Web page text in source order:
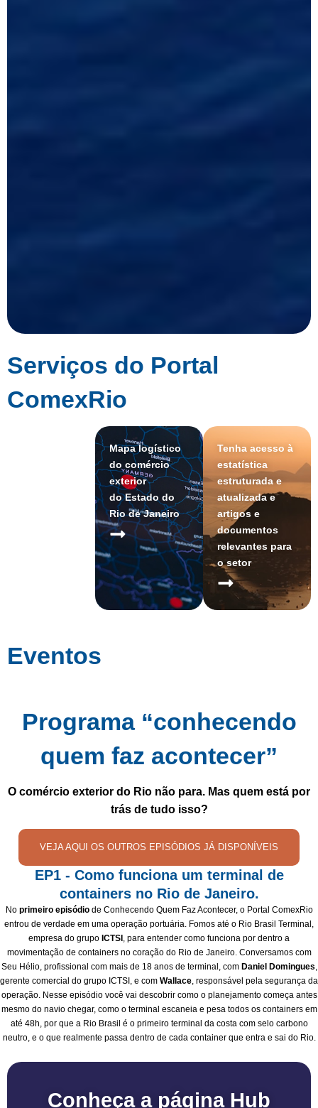
Serviços do Portal
ComexRio
Mapa logístico
do comércio
exterior
do Estado do
Rio de Janeiro
Tenha acesso à
estatística
estruturada e
atualizada e
artigos e
documentos
relevantes para
o setor
Eventos
Programa “conhecendo
quem faz acontecer”
O comércio exterior do Rio não para. Mas quem está por
trás de tudo isso?
VEJA AQUI OS OUTROS EPISÓDIOS JÁ DISPONÍVEIS
EP1 - Como funciona um terminal de
containers no Rio de Janeiro.
No primeiro episódiode Conhecendo Quem Faz Acontecer, o Portal ComexRio
entrou de verdade em uma operação portuária. Fomos até o Rio Brasil Terminal,
empresa do grupo ICTSI , para entender como funciona por dentro a
movimentação de containers no coração do Rio de Janeiro. Conversamos com
Seu Hélio, profissional com mais de 18 anos de terminal, com Daniel Domingues
gerente comercial do grupo ICTSI, e com Wallace , responsável pela segurança da
operação. Nesse episódio você vai descobrir como o planejamento começa antes
mesmo do navio chegar, como o terminal escaneia e pesa todos os containers em
até 48h, por que a Rio Brasil é o primeiro terminal da costa com selo carbono
neutro, e o que realmente passa dentro de cada container que entra e sai do Rio.
Conheça a página Hub